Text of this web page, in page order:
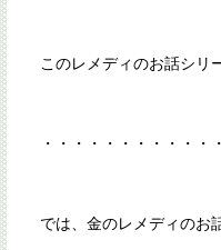
このレメディのお話シリ
・・・・・・・・・・・
では、金のレメディのお